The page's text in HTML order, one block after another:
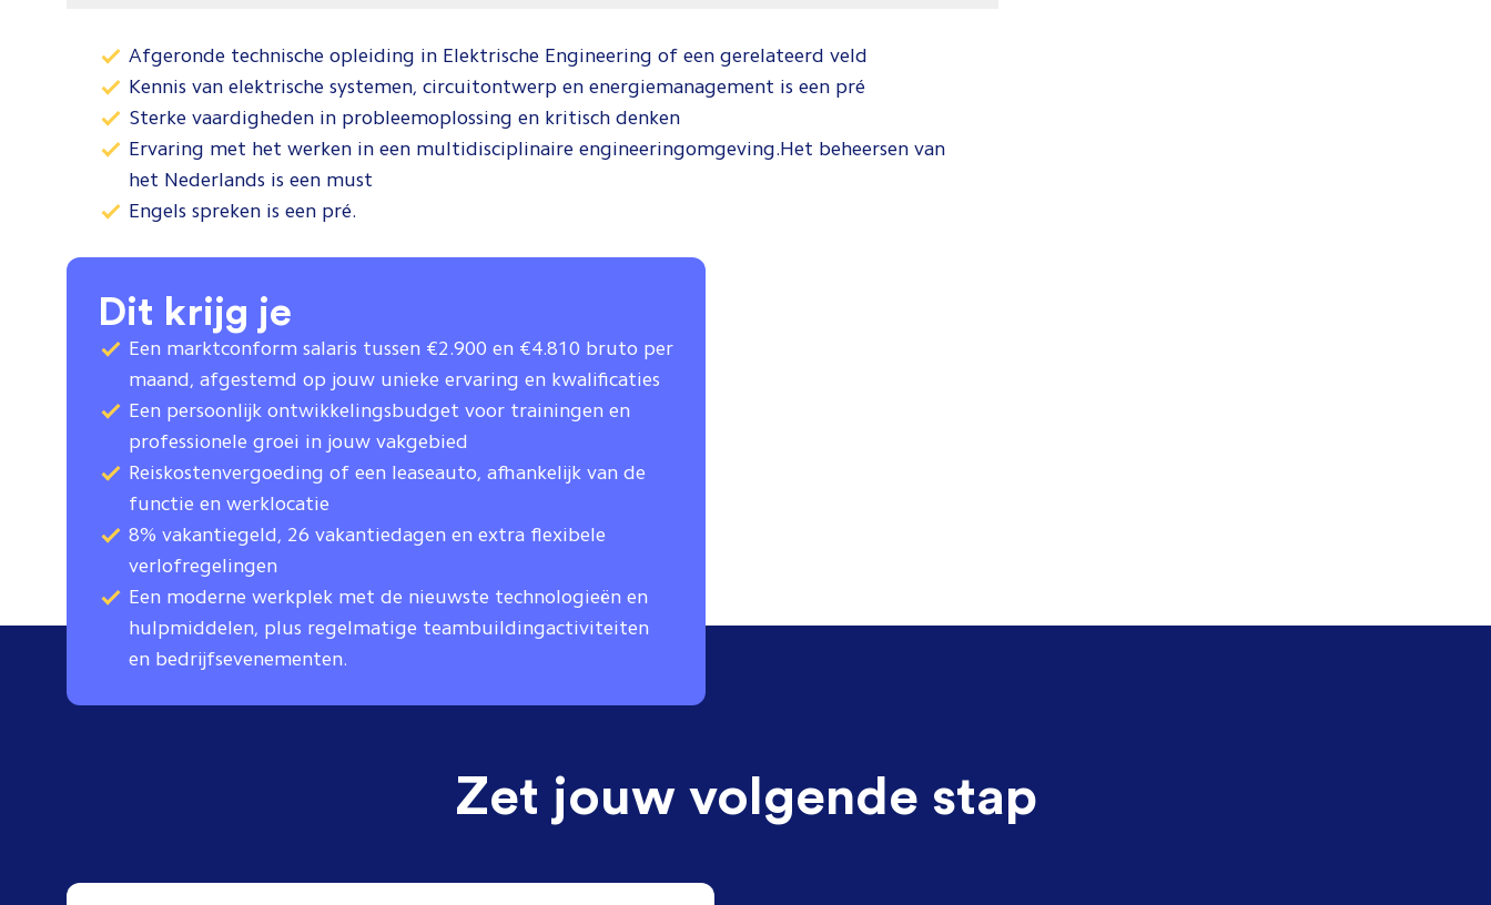
Afgeronde technische opleiding in Elektrische Engineering of een gerelateerd veld
Kennis van elektrische systemen, circuitontwerp en energiemanagement is een pré
Sterke vaardigheden in probleemoplossing en kritisch denken
Ervaring met het werken in een multidisciplinaire engineeringomgeving.Het beheersen van
het Nederlands is een must
Engels spreken is een pré.
Dit krijg je
Een marktconform salaris tussen €2.900 en €4.810 bruto per
maand, afgestemd op jouw unieke ervaring en kwalificaties
Een persoonlijk ontwikkelingsbudget voor trainingen en
professionele groei in jouw vakgebied
Reiskostenvergoeding of een leaseauto, afhankelijk van de
functie en werklocatie
8% vakantiegeld, 26 vakantiedagen en extra flexibele
verlofregelingen
Een moderne werkplek met de nieuwste technologieën en
hulpmiddelen, plus regelmatige teambuildingactiviteiten
en bedrijfsevenementen.
Zet jouw volgende stap